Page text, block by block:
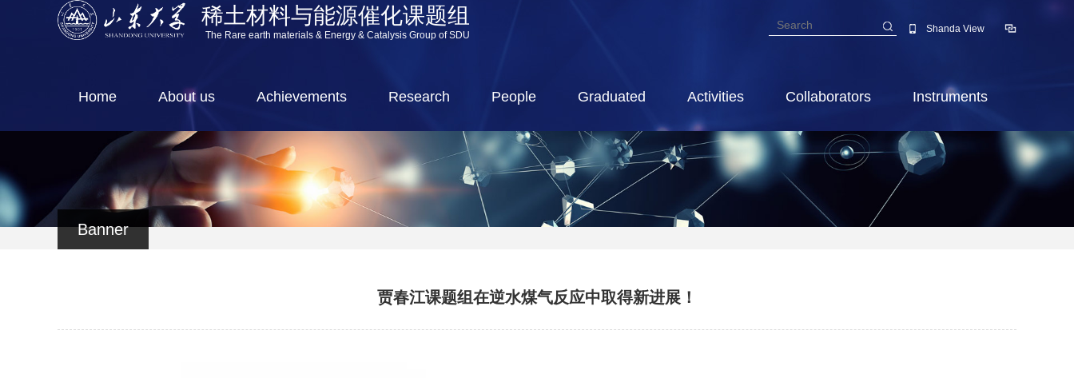
稀土材料与能源催化课题组
The Rare earth materials & Energy & Catalysis Group of SDU
Shanda View
Home About us Achievements Research People Graduated Activities Collaborators Instruments
Banner
贾春江课题组在逆水煤气反应中取得新进展！